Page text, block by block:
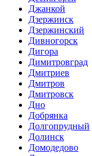
Джанкой
Дзержинск
Дзержинский
Дивногорск
Дигора
Димитровград
Дмитриев
Дмитров
Дмитровск
Дно
Добрянка
Долгопрудный
Долинск
Домодедово